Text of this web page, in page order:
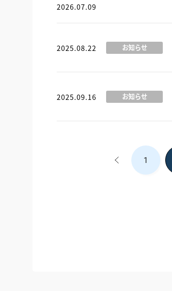
2026.07.09
2025.08.22 お知らせ
2025.09.16 お知らせ
< 1